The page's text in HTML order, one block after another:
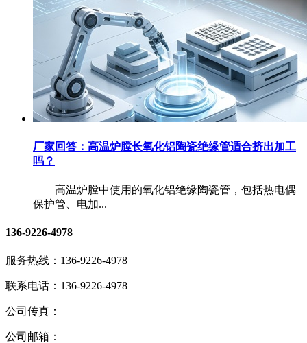
厂家回答：高温炉膛长氧化铝陶瓷绝缘管适合挤出加工
吗？
高温炉膛中使用的氧化铝绝缘陶瓷管，包括热电偶
保护管、电加...
136-9226-4978
服务热线： 136-9226-4978
联系电话： 136-9226-4978
公司传真：
公司邮箱：